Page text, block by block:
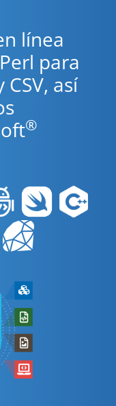
línea
para
así
®